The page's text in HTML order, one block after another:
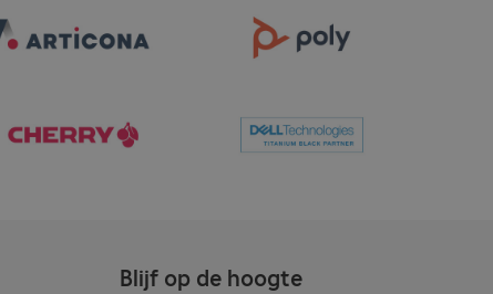
Blijf op de hoogte